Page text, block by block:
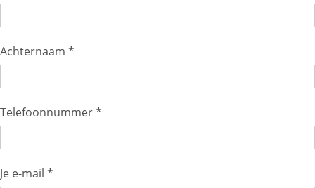
Achternaam *
Telefoonnummer *
Je e-mail *